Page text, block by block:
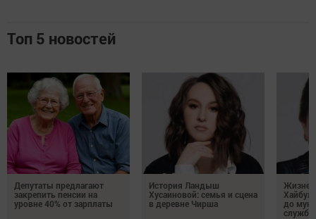
Топ 5 новостей
Депутаты предлагают
закрепить пенсии на
уровне 40% от зарплаты
История Ландыш
Хусаиновой: семья и сцена
в деревне Чирша
до
службы